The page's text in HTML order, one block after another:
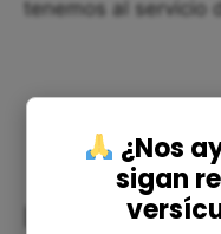
tenemos al servicio
La
¿Nos
sigan